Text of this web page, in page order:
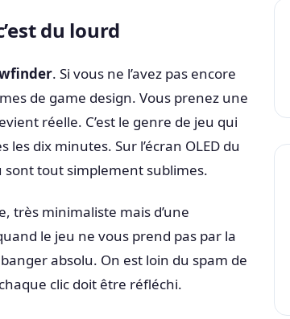
du lourd
. Si vous ne l’avez pas encore
de game design. Vous prenez une
réelle. C’est le genre de jeu qui
dix minutes. Sur l’écran OLED du
sont tout simplement sublimes.
très minimaliste mais d’une
le jeu ne vous prend pas par la
absolu. On est loin du spam de
clic doit être réfléchi.